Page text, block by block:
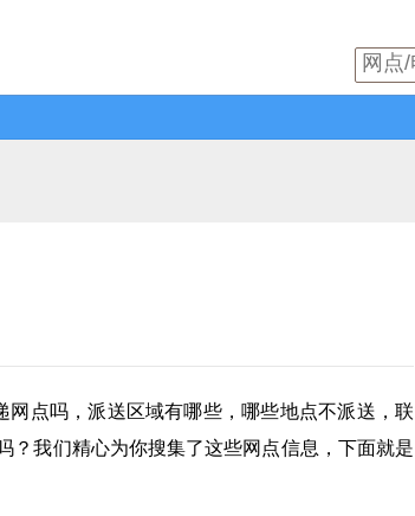
网点吗，派送区域有哪些，哪些地点不派送，联
？我们精心为你搜集了这些网点信息，下面就是